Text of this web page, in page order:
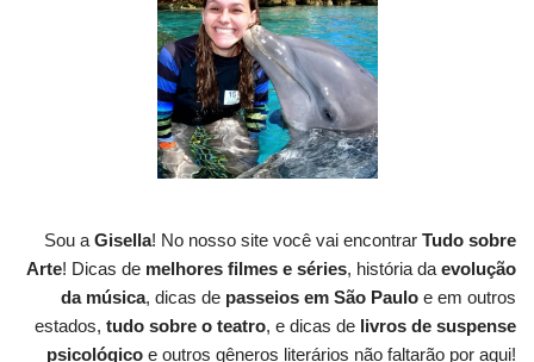
Sou a Gisella! No nosso site você vai encontrar Tudo sobre
Arte! Dicas de melhores filmes e séries, história da evolução
da música, dicas de passeios em São Paulo e em outros
estados, tudo sobre o teatro, e dicas de livros de suspense
psicológico e outros gêneros literários não faltarão por aqui!